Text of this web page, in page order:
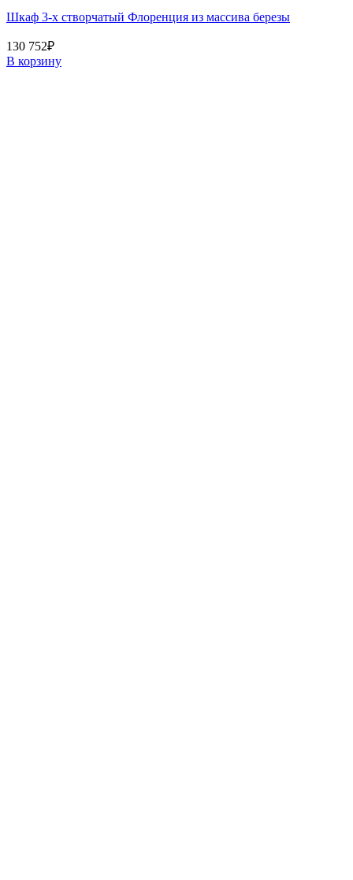
Шкаф 3-х створчатый Флоренция из массива березы
130 752₽
В корзину